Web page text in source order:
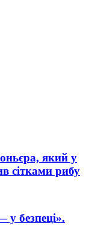
який у
сітками рибу
у безпеці».